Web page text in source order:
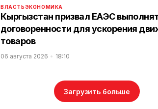
ВЛАСТЬЭКОНОМИКА
Кыргызстан призвал ЕАЭС
договоренности для ускорения
товаров
06 августа 2026 18:10
Загрузить больше